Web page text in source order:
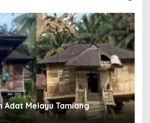
Adat Melayu Tamiang